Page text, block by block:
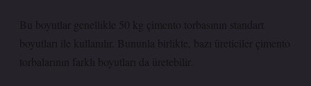
Bu boyutlar genellikle 50 kg çimento torbasının standart
boyutları ile kullanılır. Bununla birlikte, bazı üreticiler çimento
torbalarının farklı boyutları da üretebilir.